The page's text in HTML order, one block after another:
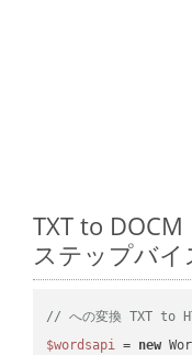
TXT to
ステップバ
// への変換 TXT to
$wordsapi = new